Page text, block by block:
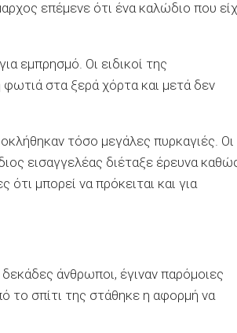
επέμενε ότι ένα καλώδιο που
εμπρησμό. Οι ειδικοί της
στα ξερά χόρτα και μετά δεν
τόσο μεγάλες πυρκαγιές. Οι
εισαγγελέας διέταξε έρευνα
ότι μπορεί να πρόκειται και για
άνθρωποι, έγιναν παρόμοιες
το σπίτι της στάθηκε η αφορμή να